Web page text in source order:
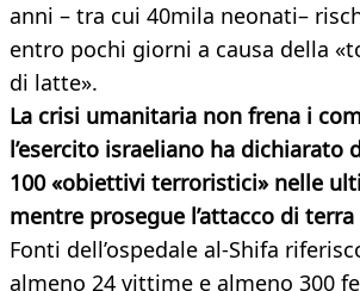
anni – tra cui 40mila neonati–
entro pochi giorni a causa della
di latte».
La crisi umanitaria non frena i
l’esercito israeliano ha dichiarato
100 «obiettivi terroristici» nelle
mentre prosegue l’attacco di terra
Fonti dell’ospedale al-Shifa
almeno 24 vittime e almeno 300